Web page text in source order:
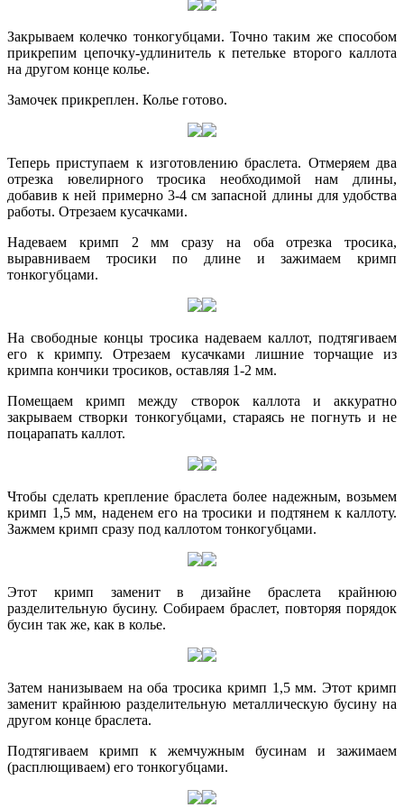
Закрываем колечко тонкогубцами. Точно таким же способом
прикрепим цепочку-удлинитель к петельке второго каллота
на другом конце колье.
Замочек прикреплен. Колье готово.
Теперь приступаем к изготовлению браслета. Отмеряем два
отрезка ювелирного тросика необходимой нам длины,
добавив к ней примерно 3-4 см запасной длины для удобства
работы. Отрезаем кусачками.
Надеваем кримп 2 мм сразу на оба отрезка тросика,
выравниваем тросики по длине и зажимаем кримп
тонкогубцами.
На свободные концы тросика надеваем каллот, подтягиваем
его к кримпу. Отрезаем кусачками лишние торчащие из
кримпа кончики тросиков, оставляя 1-2 мм.
Помещаем кримп между створок каллота и аккуратно
закрываем створки тонкогубцами, стараясь не погнуть и не
поцарапать каллот.
Чтобы сделать крепление браслета более надежным, возьмем
кримп 1,5 мм, наденем его на тросики и подтянем к каллоту.
Зажмем кримп сразу под каллотом тонкогубцами.
Этот кримп заменит в дизайне браслета крайнюю
разделительную бусину. Собираем браслет, повторяя порядок
бусин так же, как в колье.
Затем нанизываем на оба тросика кримп 1,5 мм. Этот кримп
заменит крайнюю разделительную металлическую бусину на
другом конце браслета.
Подтягиваем кримп к жемчужным бусинам и зажимаем
(расплющиваем) его тонкогубцами.